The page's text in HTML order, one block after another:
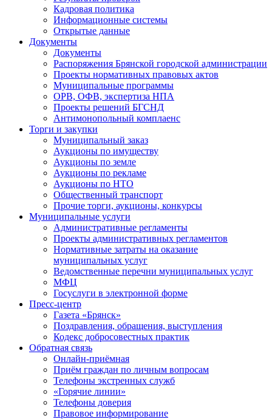
Кадровая политика
Информационные системы
Открытые данные
Документы
Документы
Распоряжения Брянской городской администрации
Проекты нормативных правовых актов
Муниципальные программы
ОРВ, ОФВ, экспертиза НПА
Проекты решений БГСНД
Антимонопольный комплаенс
Торги и закупки
Муниципальный заказ
Аукционы по имуществу
Аукционы по земле
Аукционы по рекламе
Аукционы по НТО
Общественный транспорт
Прочие торги, аукционы, конкурсы
Муниципальные услуги
Административные регламенты
Проекты административных регламентов
Нормативные затраты на оказание
муниципальных услуг
Ведомственные перечни муниципальных услуг
МФЦ
Госуслуги в электронной форме
Пресс-центр
Газета «Брянск»
Поздравления, обращения, выступления
Кодекс добросовестных практик
Обратная связь
Онлайн-приёмная
Приём граждан по личным вопросам
Телефоны экстренных служб
«Горячие линии»
Телефоны доверия
Правовое информирование